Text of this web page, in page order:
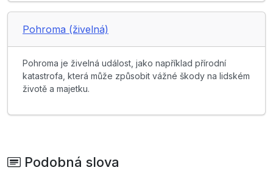
Pohroma (živelná)
Pohroma je živelná událost, jako například přírodní
katastrofa, která může způsobit vážné škody na lidském
životě a majetku.
Podobná slova